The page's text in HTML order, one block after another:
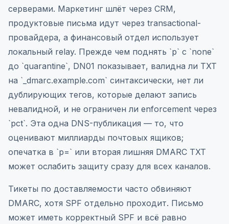
серверами. Маркетинг шлёт через CRM,
продуктовые письма идут через transactional-
провайдера, а финансовый отдел использует
локальный relay. Прежде чем поднять `p` с `none`
до `quarantine`, DN01 показывает, валидна ли TXT
на `_dmarc.example.com` синтаксически, нет ли
дублирующих тегов, которые делают запись
невалидной, и не ограничен ли enforcement через
`pct`. Эта одна DNS-публикация — то, что
оценивают миллиарды почтовых ящиков;
опечатка в `p=` или вторая лишняя DMARC TXT
может ослабить защиту сразу для всех каналов.
Тикеты по доставляемости часто обвиняют
DMARC, хотя SPF отдельно проходит. Письмо
может иметь корректный SPF и всё равно